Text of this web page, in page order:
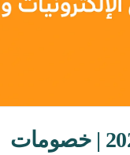
عروض أمازون السعودية 2025 | خصومات